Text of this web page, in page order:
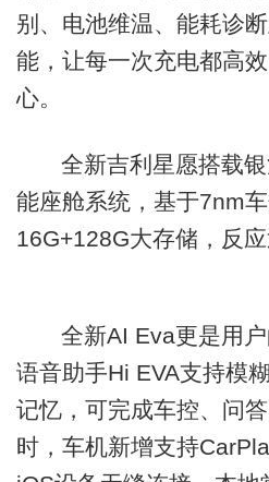
别、电池维温、能耗诊
能，让每一次充电都高
心。
全新吉利星愿搭载
能座舱系统，基于7nm
16G+128G大存储，反应
全新AI Eva更是用
语音助手Hi EVA支持模
记忆，可完成车控、问
时，车机新增支持